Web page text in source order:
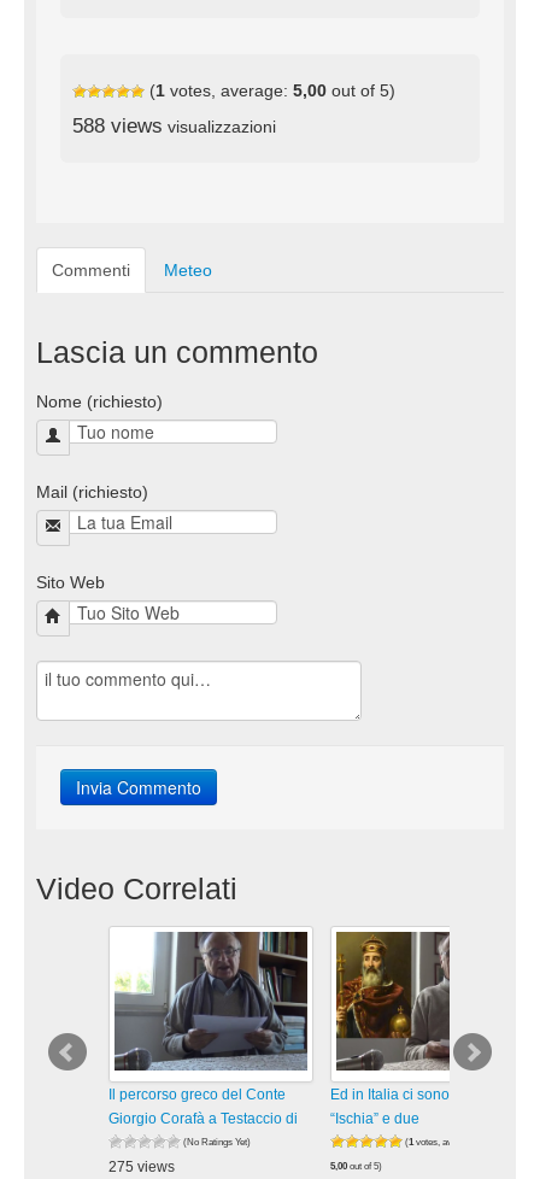
(1 votes, average: 5,00 out of 5)
588 views visualizzazioni
Commenti Meteo
Lascia un commento
Nome (richiesto)
Mail (richiesto)
Sito Web
Video Correlati
Il percorso greco del Conte
Giorgio Corafà a Testaccio di
(No Ratings Yet)
275 views
Ed in Italia ci sono sette
“Ischia” e due
(1 votes, average:
5,00 out of 5)